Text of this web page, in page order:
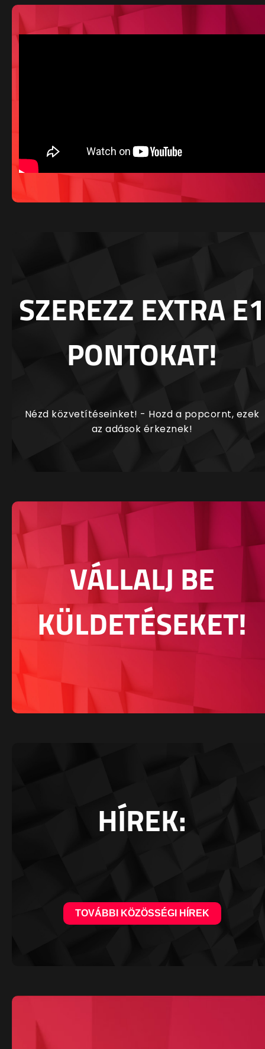
SZEREZZ EXTRA E1
PONTOKAT!
Nézd közvetítéseinket! - Hozd a popcornt, ezek
az adások érkeznek!
VÁLLALJ BE
KÜLDETÉSEKET!
HÍREK:
TOVÁBBI KÖZÖSSÉGI HÍREK